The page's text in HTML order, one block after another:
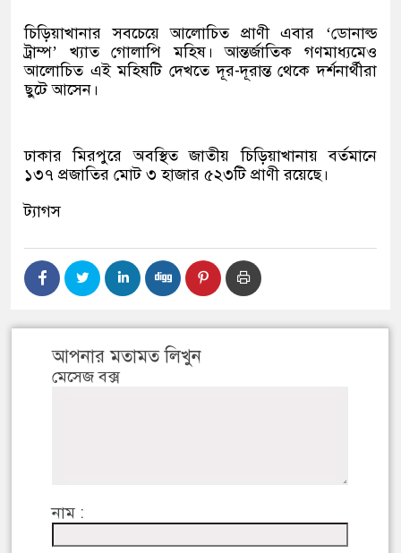
চিড়িয়াখানার সবচেয়ে আলোচিত প্রাণী এবার ‘ডোনাল্ড
ট্রাম্প’ খ্যাত গোলাপি মহিষ। আন্তর্জাতিক গণমাধ্যমেও
আলোচিত এই মহিষটি দেখতে দূর-দূরান্ত থেকে দর্শনার্থীরা
ছুটে আসেন।
ঢাকার মিরপুরে অবস্থিত জাতীয় চিড়িয়াখানায় বর্তমানে
১৩৭ প্রজাতির মোট ৩ হাজার ৫২৩টি প্রাণী রয়েছে।
ট্যাগস
আপনার মতামত লিখুন
মেসেজ বক্স
নাম :